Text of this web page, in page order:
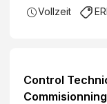
Vollzeit
Control